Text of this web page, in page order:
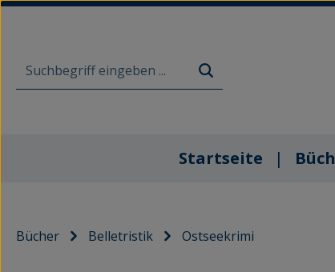
Startseite
Bücher Belletristik Ostseekrimi